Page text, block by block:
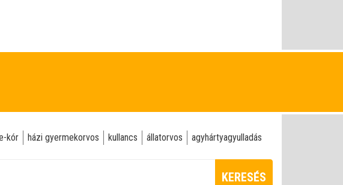
kór házi gyermekorvos kullancs állatorvos agyhártyagyulladás
KERESÉS